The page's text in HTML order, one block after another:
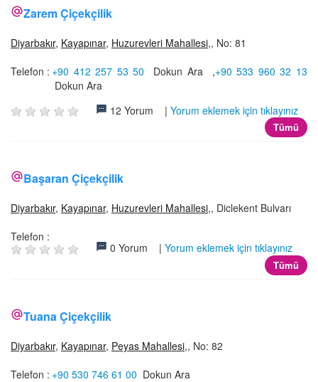
Zarem Çiçekçilik
Diyarbakır, Kayapınar, Huzurevleri Mahallesi,, No: 81
Telefon : +90 412 257 53 50 Dokun Ara ,+90 533 960 32 13
Dokun Ara
12 Yorum | Yorum eklemek için tıklayınız
Tümü
Başaran Çiçekçilik
Diyarbakır, Kayapınar, Huzurevleri Mahallesi,, Diclekent Bulvarı
Telefon :
0 Yorum | Yorum eklemek için tıklayınız
Tümü
Tuana Çiçekçilik
Diyarbakır, Kayapınar, Peyas Mahallesi,, No: 82
Telefon : +90 530 746 61 00 Dokun Ara